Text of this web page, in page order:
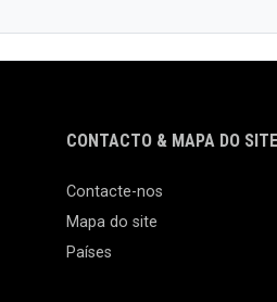
CONTACTO & MAPA DO SITE
Contacte-nos
Mapa do site
Países